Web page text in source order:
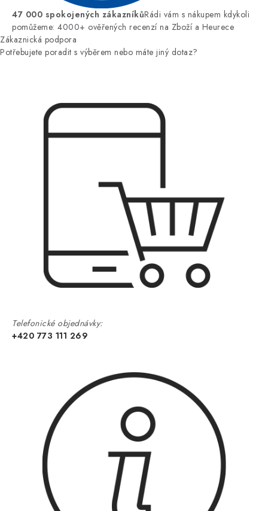
47 000 spokojených zákazníkůRádi vám s nákupem kdykoli
pomůžeme: 4000+ ověřených recenzí na Zboží a Heurece
Zákaznická podpora
Potřebujete poradit s výběrem nebo máte jiný dotaz?
Telefonické objednávky:
+420 773 111 269